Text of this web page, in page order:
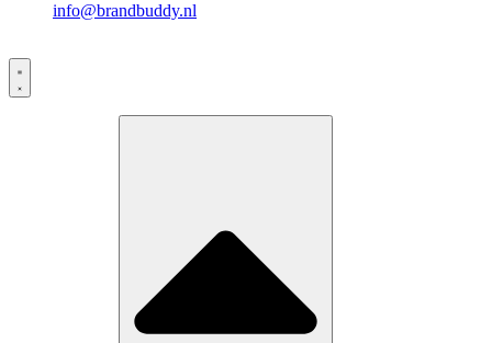
info@brandbuddy.nl